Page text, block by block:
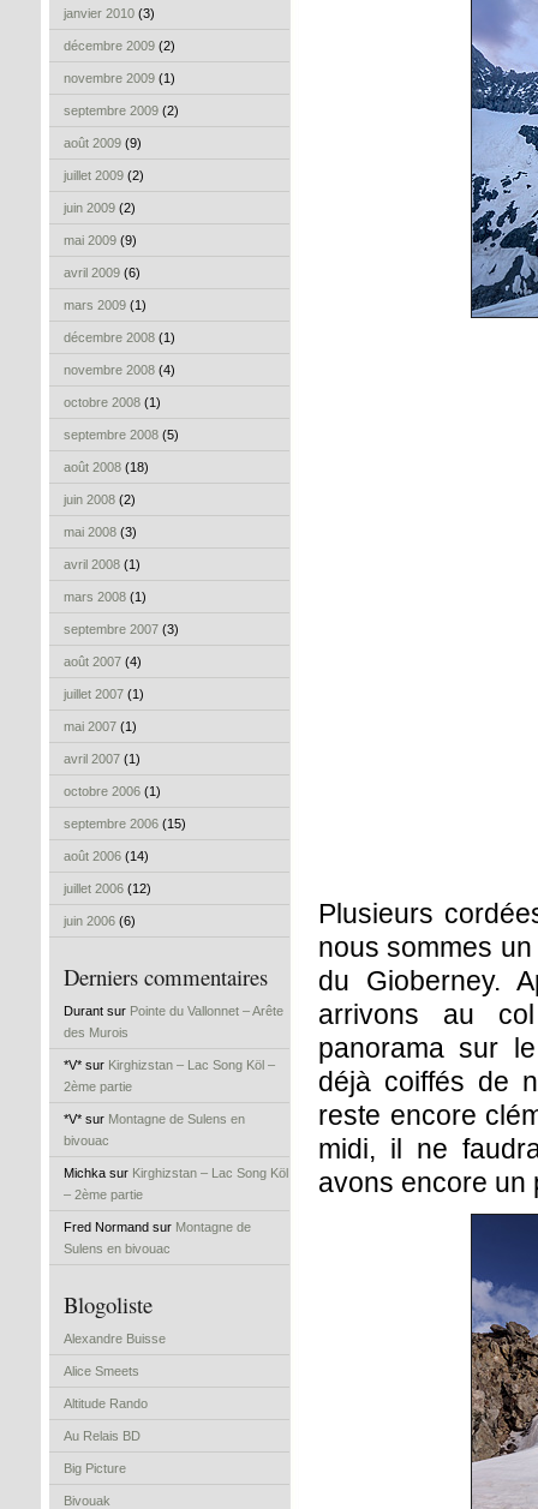
janvier 2010 (3)
décembre 2009 (2)
novembre 2009 (1)
septembre 2009 (2)
août 2009 (9)
juillet 2009 (2)
juin 2009 (2)
mai 2009 (9)
avril 2009 (6)
mars 2009 (1)
décembre 2008 (1)
novembre 2008 (4)
octobre 2008 (1)
septembre 2008 (5)
août 2008 (18)
juin 2008 (2)
mai 2008 (3)
avril 2008 (1)
mars 2008 (1)
septembre 2007 (3)
août 2007 (4)
juillet 2007 (1)
mai 2007 (1)
avril 2007 (1)
octobre 2006 (1)
septembre 2006 (15)
août 2006 (14)
juillet 2006 (12)
juin 2006 (6)
Derniers commentaires
Durant sur Pointe du Vallonnet – Arête
des Murois
*V* sur Kirghizstan – Lac Song Köl –
2ème partie
*V* sur Montagne de Sulens en
bivouac
Michka sur Kirghizstan – Lac Song Köl
– 2ème partie
Fred Normand sur Montagne de
Sulens en bivouac
Blogoliste
Alexandre Buisse
Alice Smeets
Altitude Rando
Au Relais BD
Big Picture
Bivouak
Plusieurs
nous sommes
du Gioberney.
arrivons au
panorama sur
déjà coiffés de
reste encore
midi, il ne
avons encore un